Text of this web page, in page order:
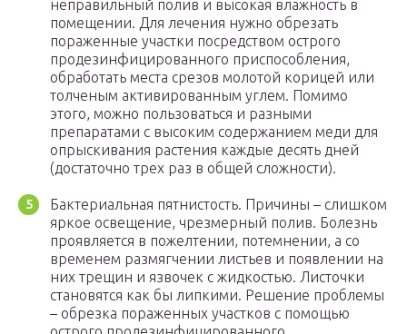
неправильный полив и высокая влажность в
помещении. Для лечения нужно обрезать
пораженные участки посредством острого
продезинфицированного приспособления,
обработать места срезов молотой корицей или
толченым активированным углем. Помимо
этого, можно пользоваться и разными
препаратами с высоким содержанием меди для
опрыскивания растения каждые десять дней
(достаточно трех раз в общей сложности).
Бактериальная пятнистость. Причины – слишком
яркое освещение, чрезмерный полив. Болезнь
проявляется в пожелтении, потемнении, а со
временем размягчении листьев и появлении на
них трещин и язвочек с жидкостью. Листочки
становятся как бы липкими. Решение проблемы
– обрезка пораженных участков с помощью